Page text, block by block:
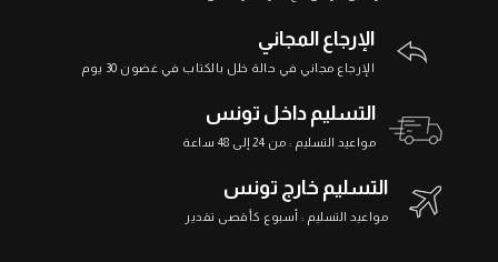
الإرجاع المجاني
الإرجاع مجاني في حالة خلل بالكتاب في غضون 30 يوم
التسليم داخل تونس
مواعيد التسليم : من 24 إلى 48 ساعة
التسليم خارج تونس
مواعيد التسليم : أسبوع كأقصى تقدير